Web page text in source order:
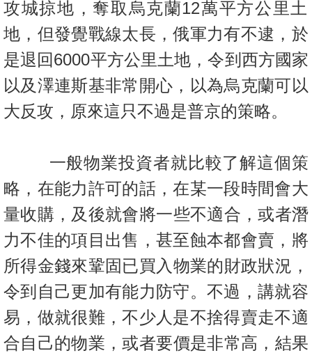
據
公
佈
置
業
手
於
我
們
攻城掠地，奪取烏克蘭12萬平方公里土
地，但發覺戰線太長，俄軍力有不逮， 於
是退回6000平方公里土地，令到西方國家
以及澤連斯基非常開心，以為烏克蘭可以
大反攻，原來這只不過是普京的策略。
一般物業投資者就比較了解這個策
略，在能力許可的話，在某一段時間會大
量收購，及後就會將一些不適合，或者潛
力不佳的項目出售， 甚至蝕本都會賣，將
所得金錢來鞏固已買入物業的財政狀況，
令到自己更加有能力防守。不過，講就容
易，做就很難，不少人是不捨得賣走不適
合自己的物業，或者要價是非常高，結果